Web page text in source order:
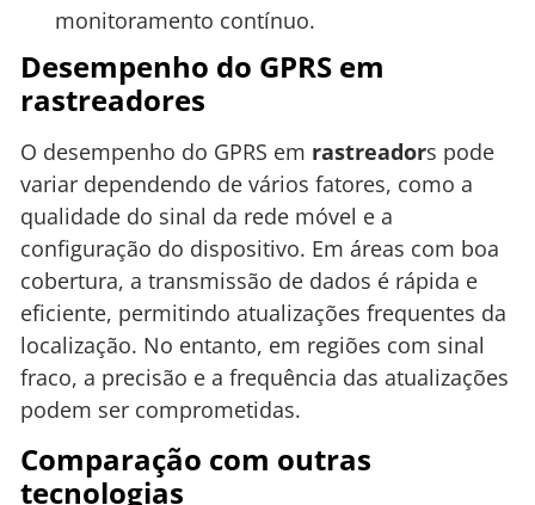
monitoramento contínuo.
Desempenho do GPRS em
rastreadores
O desempenho do GPRS em rastreadors pode
variar dependendo de vários fatores, como a
qualidade do sinal da rede móvel e a
configuração do dispositivo. Em áreas com boa
cobertura, a transmissão de dados é rápida e
eficiente, permitindo atualizações frequentes da
localização. No entanto, em regiões com sinal
fraco, a precisão e a frequência das atualizações
podem ser comprometidas.
Comparação com outras
tecnologias